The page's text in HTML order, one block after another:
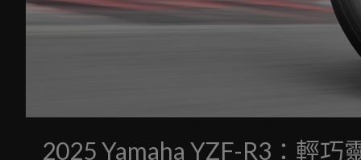
2025 Yamaha YZF-R3：輕